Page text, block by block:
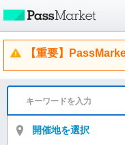
【重要】
開催地を選択